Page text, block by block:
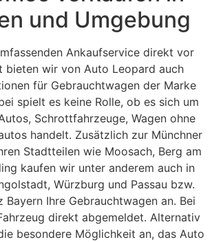
und Umgebung
Ankaufservice direkt vor
bieten wir von Auto Leopard auch
für Gebrauchtwagen der Marke
spielt es keine Rolle, ob es sich um
Schrottfahrzeuge, Wagen ohne
handelt. Zusätzlich zur Münchner
Stadtteilen wie Moosach, Berg am
kaufen wir unter anderem auch in
Würzburg und Passau bzw.
Bayern Ihre Gebrauchtwagen an. Bei
direkt abgemeldet. Alternativ
besondere Möglichkeit an, das Auto